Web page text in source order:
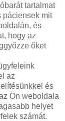
tartalmat
páciensek mit
és
hogy az
őket
az
és
Ön weboldala
helyet
számát.